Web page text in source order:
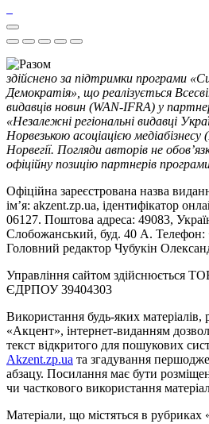
здійснено за підтримки програми
Демократія», що реалізується
видавців новин (WAN-IFRA) у
«Незалежні регіональні видавці
Норвезькою асоціацією
Норвегії. Погляди авторів не
офіційну позицію партнерів
Офіційна зареєстрована назва
ім’я: akzent.zp.ua, ідентифікатор
06127. Поштова адреса: 49083,
Слобожанський, буд. 40 А. Телефон:
Головний редактор Чубукін
Управління сайтом здійснюється
ЄДРПОУ 39404303
Використання будь-яких матеріалів,
«Акцент», інтернет-виданням
текст відкритого для пошукових
Akzent.zp.ua та згадування
абзацу. Посилання має бути
чи часткового використання
Матеріали, що містяться в